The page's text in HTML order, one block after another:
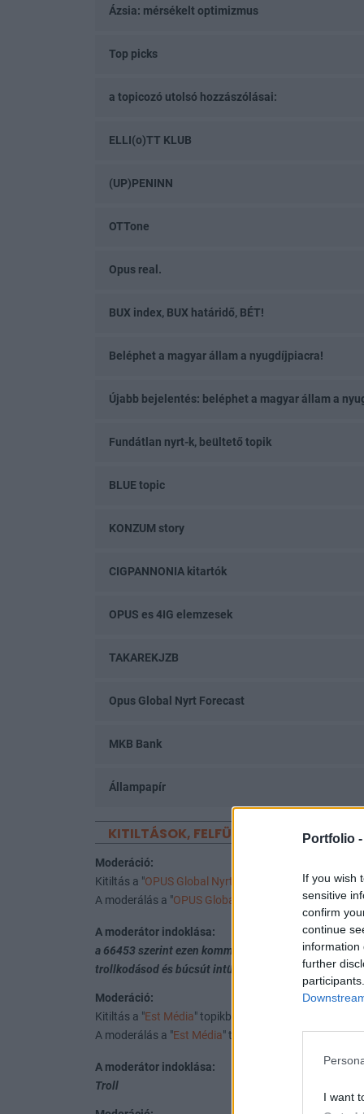
Portfolio -
If you wish
sensitive
confirm
continue
information
further
I want
Ázsia: mérsékelt optimizmus
Top picks
a topicozó utolsó hozzászólásai:
ELLI(o)TT KLUB
(UP)PENINN
OTTone
Opus real.
BUX index, BUX határidő, BÉT!
Beléphet a magyar állam a nyugdíjpiacra!
Újabb bejelentés: beléphet a magyar állam a
Fundátlan nyrt-k, beültető topik
BLUE topic
KONZUM story
CIGPANNONIA kitartók
OPUS es 4IG elemzesek
TAKAREKJZB
Opus Global Nyrt Forecast
MKB Bank
Állampapír
KITILTÁSOK, FELFÜGGESZTÉSEK
Moderáció:
Kitiltás a "OPUS Global Nyrt.
A moderálás a "OPUS Global Nyrt. " topik #66451
A moderátor indoklása:
a 66453 szerint ezen komment alapján a topiklakók
trollkodásod és búcsút intünk neked. (ismét
Moderáció:
Kitiltás a "Est Média" topikból
A moderálás a "Est Média" topik #38743 sorszámú
A moderátor indoklása:
Troll